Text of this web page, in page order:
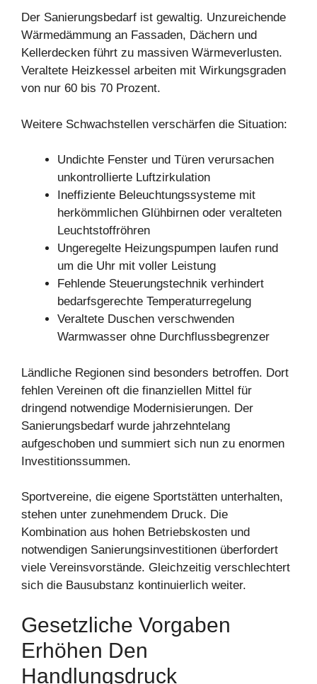
Der Sanierungsbedarf ist gewaltig. Unzureichende
Wärmedämmung an Fassaden, Dächern und
Kellerdecken führt zu massiven Wärmeverlusten.
Veraltete Heizkessel arbeiten mit Wirkungsgraden
von nur 60 bis 70 Prozent.
Weitere Schwachstellen verschärfen die Situation:
Undichte Fenster und Türen verursachen
unkontrollierte Luftzirkulation
Ineffiziente Beleuchtungssysteme mit
herkömmlichen Glühbirnen oder veralteten
Leuchtstoffröhren
Ungeregelte Heizungspumpen laufen rund
um die Uhr mit voller Leistung
Fehlende Steuerungstechnik verhindert
bedarfsgerechte Temperaturregelung
Veraltete Duschen verschwenden
Warmwasser ohne Durchflussbegrenzer
Ländliche Regionen sind besonders betroffen. Dort
fehlen Vereinen oft die finanziellen Mittel für
dringend notwendige Modernisierungen. Der
Sanierungsbedarf wurde jahrzehntelang
aufgeschoben und summiert sich nun zu enormen
Investitionssummen.
Sportvereine, die eigene Sportstätten unterhalten,
stehen unter zunehmendem Druck. Die
Kombination aus hohen Betriebskosten und
notwendigen Sanierungsinvestitionen überfordert
viele Vereinsvorstände. Gleichzeitig verschlechtert
sich die Bausubstanz kontinuierlich weiter.
Gesetzliche Vorgaben
Erhöhen Den
Handlungsdruck